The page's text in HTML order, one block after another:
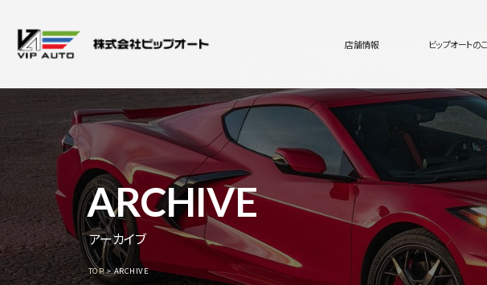
店舗情報 ビップオートの
ARCHIVE
アーカイブ
TOP ARCHIVE